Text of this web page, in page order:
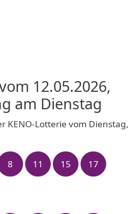
12.05.2026,
am Dienstag
KENO-Lotterie vom Dienstag,
8 11 15 17